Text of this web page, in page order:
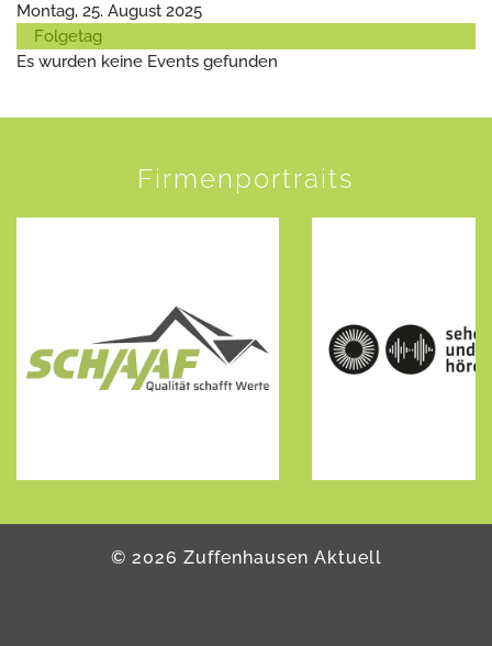
Montag, 25. August 2025
Folgetag
Es wurden keine Events gefunden
Firmenportraits
© 2026 Zuffenhausen Aktuell